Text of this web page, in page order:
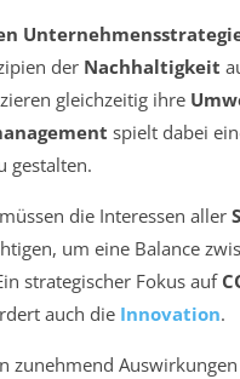
der Nachhaltigkeit
gleichzeitig ihre
spielt dabei
gestalten.
die Interessen aller
um eine Balance
strategischer Fokus auf
auch die Innovation.
zunehmend